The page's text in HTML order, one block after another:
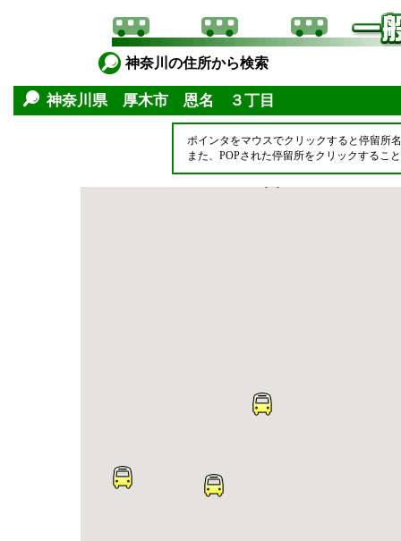
神奈川の住所から検索
神奈川県 厚木市 恩名 ３丁目
ポインタをマウスでクリックすると停留所
また、POPされた停留所をクリックするこ